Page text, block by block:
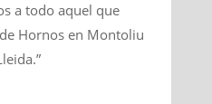
a todo aquel que
Hornos en Montoliu